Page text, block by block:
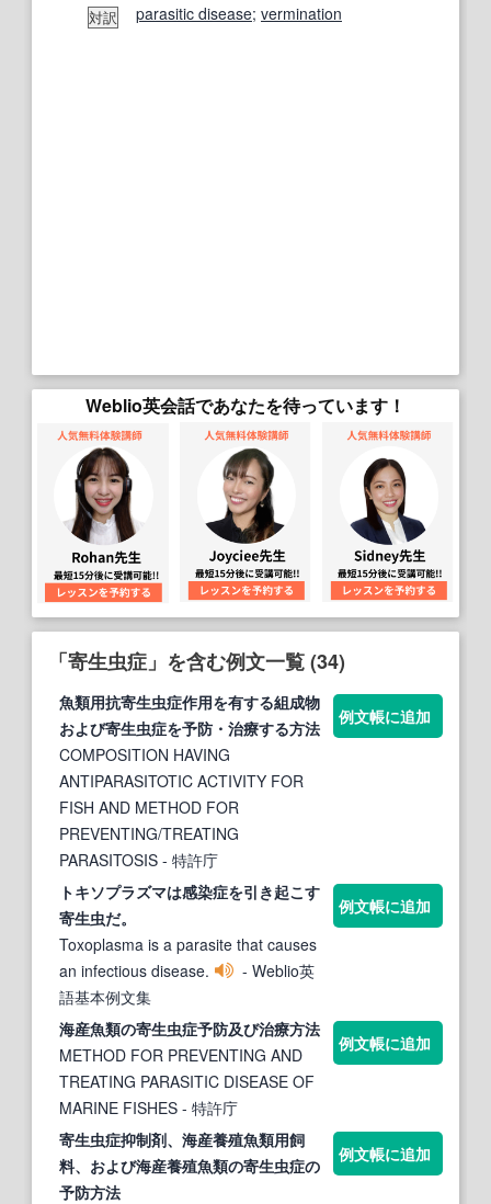
対訳 parasitic disease; vermination
Weblio英会話であなたを待っています！
「寄生虫症」を含む例文一覧 (34)
魚類用抗寄生虫症作用を有する組成物
および寄生虫症を予防・治療する方法
COMPOSITION HAVING
ANTIPARASITOTIC ACTIVITY FOR
FISH AND METHOD FOR
PREVENTING/TREATING
PARASITOSIS - 特許庁
例文帳に追加
トキソプラズマは感染症を引き起こす
寄生虫だ。
Toxoplasma is a parasite that causes
an infectious disease.
- Weblio英
語基本例文集
例文帳に追加
海産魚類の寄生虫症予防及び治療方法
METHOD FOR PREVENTING AND
TREATING PARASITIC DISEASE OF
MARINE FISHES - 特許庁
例文帳に追加
寄生虫症抑制剤、海産養殖魚類用飼
料、および海産養殖魚類の寄生虫症の
予防方法
例文帳に追加